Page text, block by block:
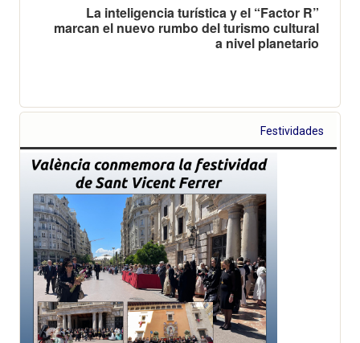
La inteligencia turística y el “Factor R”
marcan el nuevo rumbo del turismo cultural
a nivel planetario
Festividades